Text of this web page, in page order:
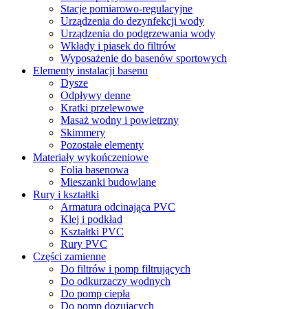
Stacje pomiarowo-regulacyjne
Urządzenia do dezynfekcji wody
Urządzenia do podgrzewania wody
Wkłady i piasek do filtrów
Wyposażenie do basenów sportowych
Elementy instalacji basenu
Dysze
Odpływy denne
Kratki przelewowe
Masaż wodny i powietrzny
Skimmery
Pozostałe elementy
Materiały wykończeniowe
Folia basenowa
Mieszanki budowlane
Rury i kształtki
Armatura odcinająca PVC
Klej i podkład
Kształtki PVC
Rury PVC
Części zamienne
Do filtrów i pomp filtrujących
Do odkurzaczy wodnych
Do pomp ciepła
Do pomp dozujących